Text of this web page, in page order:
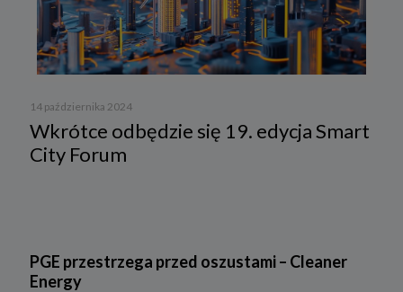
14 października 2024
Wkrótce odbędzie się 19. edycja Smart
City Forum
PGE przestrzega przed oszustami – Cleaner
Energy